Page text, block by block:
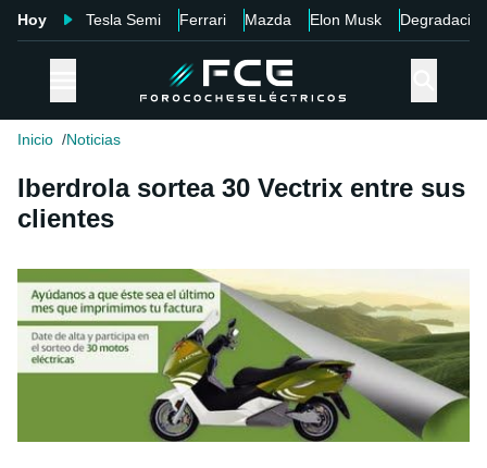
Hoy Tesla Semi Ferrari Mazda Elon Musk Degradación
Inicio Noticias
Iberdrola sortea 30 Vectrix entre sus
clientes